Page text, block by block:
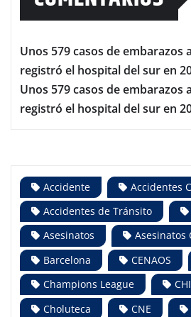
Unos 579 casos de embarazos
registró el hospital del sur en
Unos 579 casos de embarazos
registró el hospital del sur en
Accidente
Accidentes
Accidentes de Tránsito
Asesinatos
Asesinatos
Barcelona
CENAOS
Champions League
Choluteca
CNE